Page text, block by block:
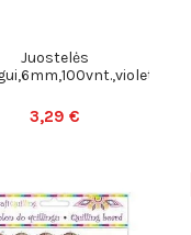
Juostelės
3,29 €